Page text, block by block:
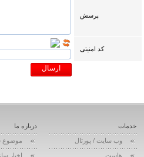
پرسش
کد امنیتی
خدمات
وب سایت / پورتال
هاست
درباره ما
موضوع
اخبار